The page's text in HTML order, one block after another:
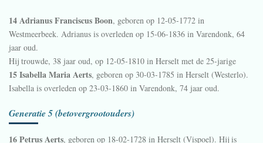
14 Adrianus Franciscus Boon, geboren op 12-05-1772 in
Westmeerbeek. Adrianus is overleden op 15-06-1836 in Varendonk, 64
jaar oud.
Hij trouwde, 38 jaar oud, op 12-05-1810 in Herselt met de 25-jarige
15 Isabella Maria Aerts, geboren op 30-03-1785 in Herselt (Westerlo).
Isabella is overleden op 23-03-1860 in Varendonk, 74 jaar oud.
Generatie 5 (betovergrootouders)
16 Petrus Aerts, geboren op 18-02-1728 in Herselt (Vispoel). Hij is